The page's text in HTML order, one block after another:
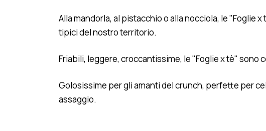
Alla mandorla, al pistacchio o alla nocciola, le
tipici del nostro territorio.
Friabili, leggere, croccantissime, le "Foglie x tè"
Golosissime per gli amanti del crunch, perfette per
assaggio.